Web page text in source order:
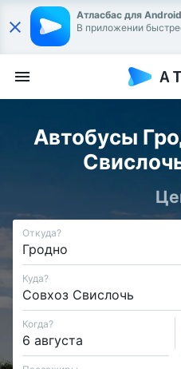
Атласбас для Android
В приложении
Автобусы
Откуда?
Куда?
Когда?